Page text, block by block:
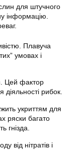
для штучного
інформацію.
Плавуча
умовах і
Цей фактор
рибок.
укриттям для
ряски багато
гнізда.
від нітратів і